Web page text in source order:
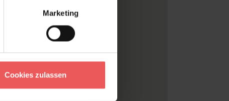
Marketing
Cookies zulassen
4